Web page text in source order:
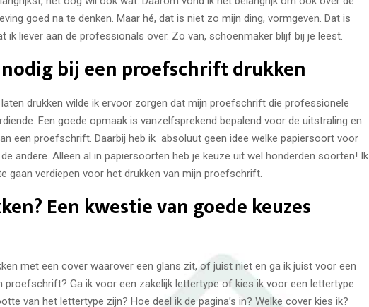
goed na te denken. Maar hé, dat is niet zo mijn ding, vormgeven. Dat is
ik liever aan de professionals over. Zo van, schoenmaker blijf bij je leest.
bij een proefschrift drukken
drukken wilde ik ervoor zorgen dat mijn proefschrift die professionele
Een goede opmaak is vanzelfsprekend bepalend voor de uitstraling en
een proefschrift. Daarbij heb ik absoluut geen idee welke papiersoort voor
andere. Alleen al in papiersoorten heb je keuze uit wel honderden soorten! Ik
gaan verdiepen voor het drukken van mijn proefschrift.
Een kwestie van goede keuzes
met een cover waarover een glans zit, of juist niet en ga ik juist voor een
proefschrift? Ga ik voor een zakelijk lettertype of kies ik voor een lettertype
van het lettertype zijn? Hoe deel ik de pagina’s in? Welke cover kies ik?